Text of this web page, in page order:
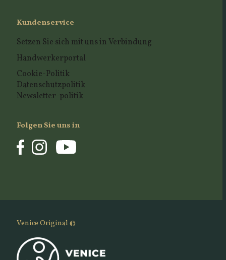
Kundenservice
Setzen Sie sich mit uns in Verbindung
Handwerkerportal
Cookie-Politik
Datenschutzpolitik
Newsletter-politik
Folgen Sie uns in
Venice Original ©